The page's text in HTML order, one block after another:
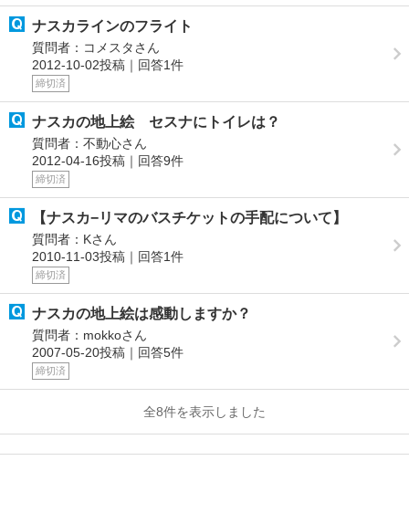
ナスカラインのフライト
質問者：コメスタさん
2012-10-02投稿｜回答1件
締切済
ナスカの地上絵 セスナにトイレは？
質問者：不動心さん
2012-04-16投稿｜回答9件
締切済
【ナスカ−リマのバスチケットの手配について】
質問者：Kさん
2010-11-03投稿｜回答1件
締切済
ナスカの地上絵は感動しますか？
質問者：mokkoさん
2007-05-20投稿｜回答5件
締切済
全8件を表示しました